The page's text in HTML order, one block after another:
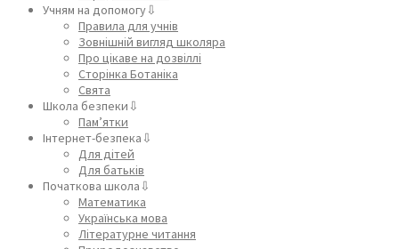
Учням на допомогу⇩
Правила для учнів
Зовнішній вигляд школяра
Про цікаве на дозвіллі
Сторінка Ботаніка
Свята
Школа безпеки⇩
Пам’ятки
Інтернет-безпека⇩
Для дітей
Для батьків
Початкова школа⇩
Математика
Українська мова
Літературне читання